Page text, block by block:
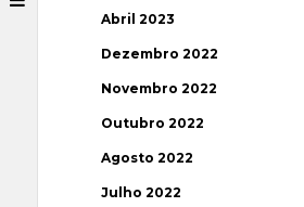
Abril 2023
Dezembro 2022
Novembro 2022
Outubro 2022
Agosto 2022
Julho 2022